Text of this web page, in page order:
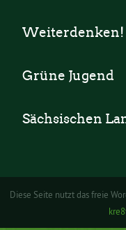
Weiterdenken!
Grüne Jugend
Sächsischen
Diese Seite nutzt das freie